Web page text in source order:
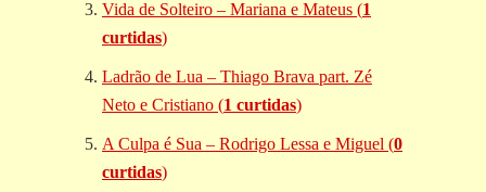
Vida de Solteiro – Mariana e Mateus (1
curtidas)
Ladrão de Lua – Thiago Brava part. Zé
Neto e Cristiano (1 curtidas)
A Culpa é Sua – Rodrigo Lessa e Miguel (0
curtidas)